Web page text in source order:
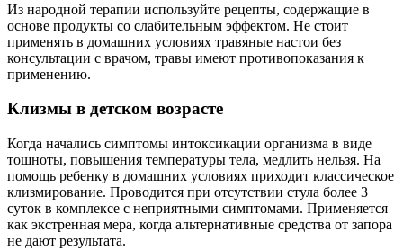
Из народной терапии используйте рецепты, содержащие в
основе продукты со слабительным эффектом. Не стоит
применять в домашних условиях травяные настои без
консультации с врачом, травы имеют противопоказания к
применению.
Клизмы в детском возрасте
Когда начались симптомы интоксикации организма в виде
тошноты, повышения температуры тела, медлить нельзя. На
помощь ребенку в домашних условиях приходит классическое
клизмирование. Проводится при отсутствии стула более 3
суток в комплексе с неприятными симптомами. Применяется
как экстренная мера, когда альтернативные средства от запора
не дают результата.